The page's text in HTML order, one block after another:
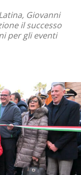
Giovanni
il successo
per gli eventi